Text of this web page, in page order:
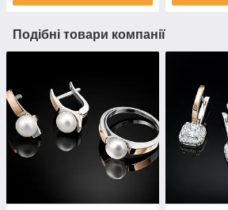
Подібні товари компанії